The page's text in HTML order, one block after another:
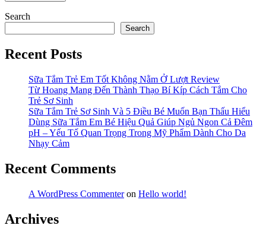
Search
Search
Recent Posts
Sữa Tắm Trẻ Em Tốt Không Nằm Ở Lượt Review
Từ Hoang Mang Đến Thành Thạo Bí Kíp Cách Tắm Cho
Trẻ Sơ Sinh
Sữa Tắm Trẻ Sơ Sinh Và 5 Điều Bé Muốn Bạn Thấu Hiểu
Dùng Sữa Tắm Em Bé Hiệu Quả Giúp Ngủ Ngon Cả Đêm
pH – Yếu Tố Quan Trọng Trong Mỹ Phẩm Dành Cho Da
Nhạy Cảm
Recent Comments
A WordPress Commenteron Hello world!
Archives